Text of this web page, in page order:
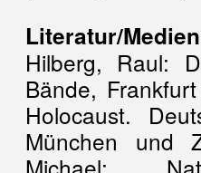
Literatur/
Hilberg, Raul:
Bände,
Holocaust.
München und